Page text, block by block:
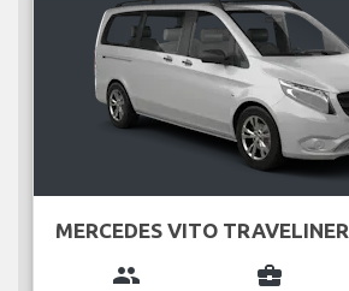
MERCEDES VITO TRAVELINER
group business_center